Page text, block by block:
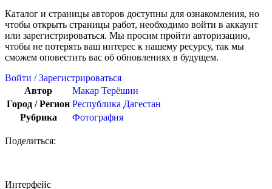
Каталог и страницы авторов доступны для ознакомления, но
чтобы открыть страницы работ, необходимо войти в аккаунт
или зарегистрироваться. Мы просим пройти авторизацию,
чтобы не потерять ваш интерес к нашему ресурсу, так мы
сможем оповестить вас об обновлениях в будущем.
Войти / Зарегистрироваться
Автор
Макар Терёшин
Город / Регион Республика Дагестан
Рубрика
Фотография
Поделиться:
Интерфейс